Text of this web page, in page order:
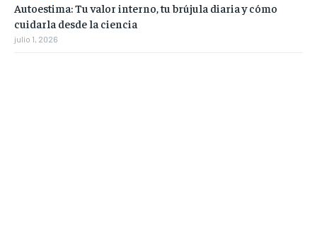
Autoestima: Tu valor interno, tu brújula diaria y cómo
cuidarla desde la ciencia
julio 1, 2026